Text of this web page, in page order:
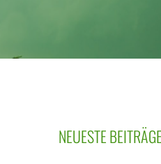
NEUESTE BEITRÄGE